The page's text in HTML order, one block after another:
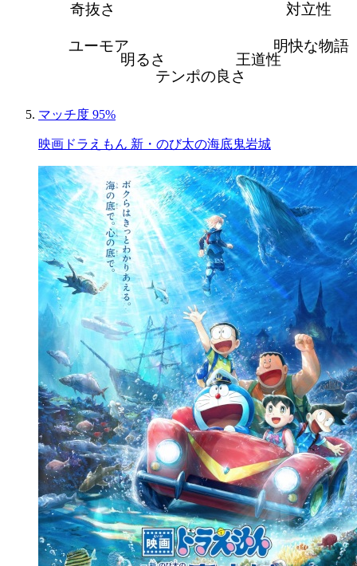
対立性
明快な物語
王道性
テンポの良さ
明るさ
ユーモア
奇抜さ
マッチ度 95%
映画ドラえもん 新・のび太の海底鬼岩城